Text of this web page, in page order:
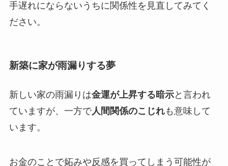
手遅れにならないうちに関係性を見直してみてく
ださい。
新築に家が雨漏りする夢
新しい家の雨漏りは金運が上昇する暗示と言われ
ていますが、一方で人間関係のこじれも意味して
います。
お金のことで妬みや反感を買ってしまう可能性が